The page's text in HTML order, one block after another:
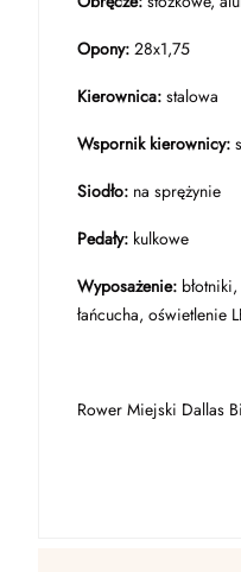
Opony: 28x1,75
Kierownica: stalowa
Wspornik kierownicy:
Siodło: na sprężynie
Pedały: kulkowe
Wyposażenie:
łańcucha, oświetlenie
Rower Miejski Dallas